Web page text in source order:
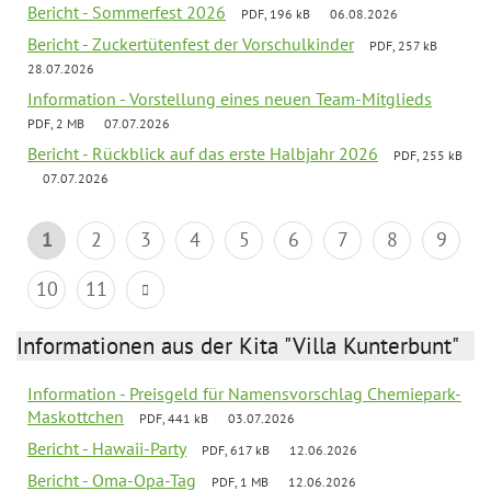
Bericht - Sommerfest 2026 PDF, 196 kB 06.08.2026
Bericht - Zuckertütenfest der Vorschulkinder
PDF, 257 kB
28.07.2026
Information - Vorstellung eines neuen Team-Mitglieds
PDF, 2 MB 07.07.2026
Bericht - Rückblick auf das erste Halbjahr 2026
PDF, 255 kB
07.07.2026
1 2 3 4 5 6 7 8
9
10
11
Informationen aus der Kita "Villa Kunterbunt"
Information - Preisgeld für Namensvorschlag Chemiepark-
Maskottchen
PDF, 441 kB 03.07.2026
Bericht - Hawaii-Party PDF, 617 kB 12.06.2026
Bericht - Oma-Opa-Tag PDF, 1 MB 12.06.2026